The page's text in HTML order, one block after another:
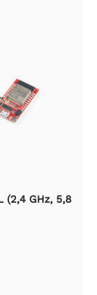
(2,4 GHz, 5,8